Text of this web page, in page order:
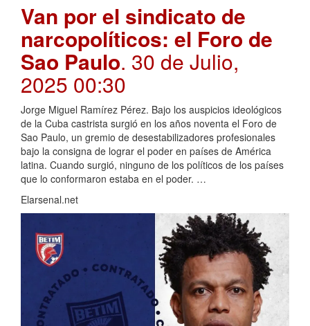
Van por el sindicato de
narcopolíticos: el Foro de
Sao Paulo. 30 de Julio,
2025 00:30
Jorge Miguel Ramírez Pérez. Bajo los auspicios ideológicos
de la Cuba castrista surgió en los años noventa el Foro de
Sao Paulo, un gremio de desestabilizadores profesionales
bajo la consigna de lograr el poder en países de América
latina. Cuando surgió, ninguno de los políticos de los países
que lo conformaron estaba en el poder. …
Elarsenal.net